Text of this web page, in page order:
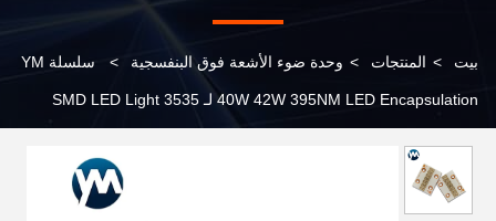
بيت > المنتجات > وحدة ضوء الأشعة فوق البنفسجية > سلسلة YM
40W 42W 395NM LED Encapsulation لـ 3535 SMD LED Light